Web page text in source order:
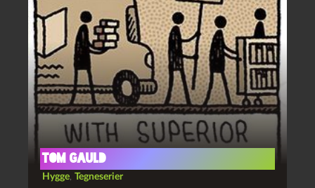
Tom Gauld
Hygge, Tegneserier